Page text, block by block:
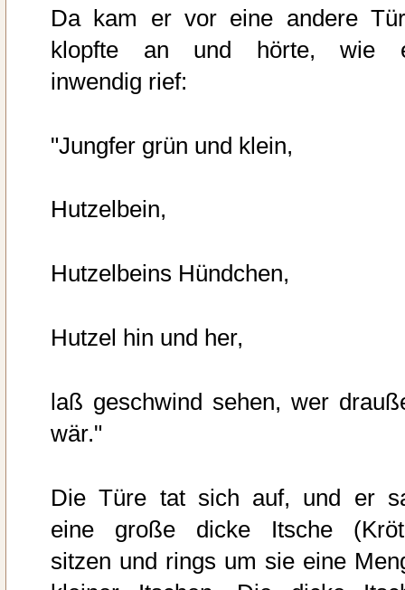
Da kam er vor eine andere
klopfte an und hörte, wie
inwendig rief:
"Jungfer grün und klein,
Hutzelbein,
Hutzelbeins Hündchen,
Hutzel hin und her,
laß geschwind sehen, wer
wär."
Die Türe tat sich auf, und er
eine große dicke Itsche
sitzen und rings um sie eine